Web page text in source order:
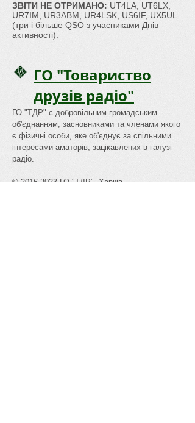
ЗВІТИ НЕ ОТРИМАНО: UT4LA, UT6LX,
UR7IM, UR3ABM, UR4LSK, US6IF, UX5UL
(три і більше QSO з учасниками Днів
активності).
ГО "Товариство
друзів радіо"
ГО "ТДР" є добровільним громадським
об'єднанням, засновниками та членами якого
є фізичні особи, яке об'єднує за спільними
інтересами аматорів, зацікавлених в галузі
радіо.
© 2016-2023 ГО "ТДР", Харків